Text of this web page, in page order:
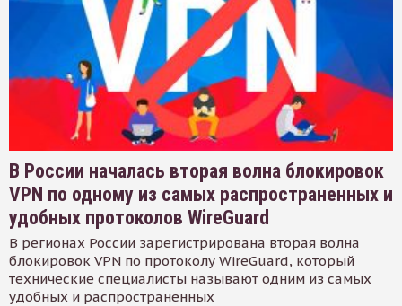
В России началась вторая волна блокировок
VPN по одному из самых распространенных и
удобных протоколов WireGuard
В регионах России зарегистрирована вторая волна
блокировок VPN по протоколу WireGuard, который
технические специалисты называют одним из самых
удобных и распространенных